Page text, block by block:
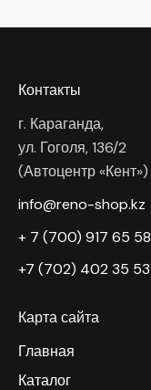
Контакты
г. Караганда,
ул. Гоголя, 136/2
(Автоцентр «Кент»)
info@reno-shop.kz
+ 7 (700) 917 65 58
+7 (702) 402 35 53
Карта сайта
Главная
Каталог